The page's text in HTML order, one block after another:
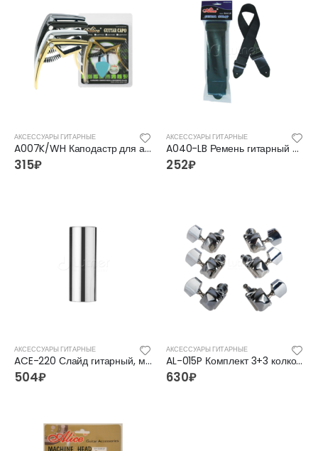
АКСЕССУАРЫ ГИТАРНЫЕ
A007K/WH Каподастр для акустической гитары, белый, Alice
315₽
АКСЕССУАРЫ ГИТАРНЫЕ
A040-LB Ремень гитарный Alice
252₽
АКСЕССУАРЫ ГИТАРНЫЕ
ACE-220 Слайд гитарный, металл, Joyo
504₽
АКСЕССУАРЫ ГИТАРНЫЕ
AL-015P Комплект 3+3 колковой механики, хром, Alice
630₽